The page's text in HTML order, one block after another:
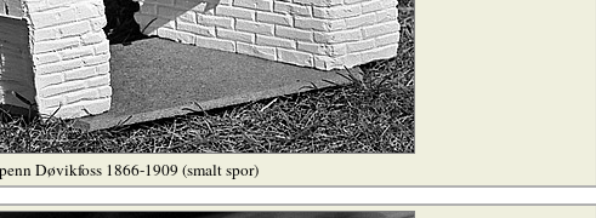
Døvikfoss 1866-1909 (smalt spor)